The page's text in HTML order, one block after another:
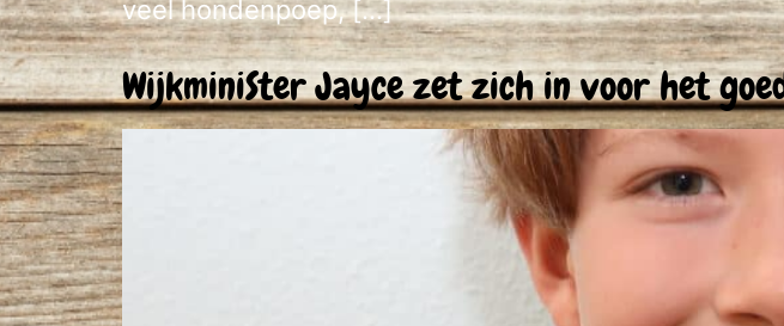
veel hondenpoep, […]
WijkminiSter Jayce zet zich in voor het